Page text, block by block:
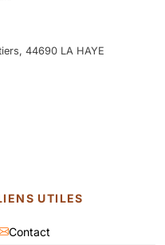
44690 LA HAYE
UTILES
Contact